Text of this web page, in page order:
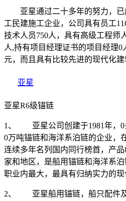
亚星通过二十多年的努力，已
工民建施工企业，公司具有员工
技术人员750人，具有高级工程师
人,持有项目经理证书的项目经理0
元，而且具有比较先进的现代化建
亚星
亚星R6级锚链
1、 亚星公司创建于1981年，0
0万吨锚链和海洋系泊链的企业，
连续多年名列国内同行榜首，产品
家和地区，是船用锚链和海洋系
职业内最大，最具有归纳实力的现
2、 亚星船用锚链，船只配件